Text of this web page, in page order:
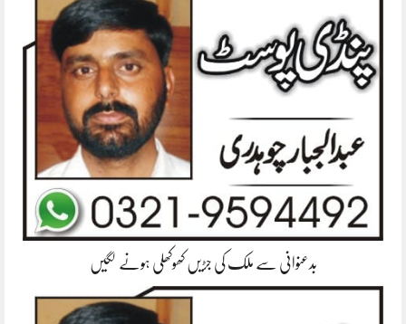
بدعنوانی سے ملک کی جڑیں کھوکھلی ہونے لگیں